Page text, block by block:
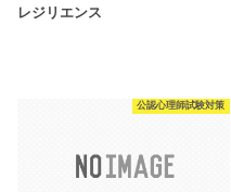
レジリエンス
公認心理師試験対策